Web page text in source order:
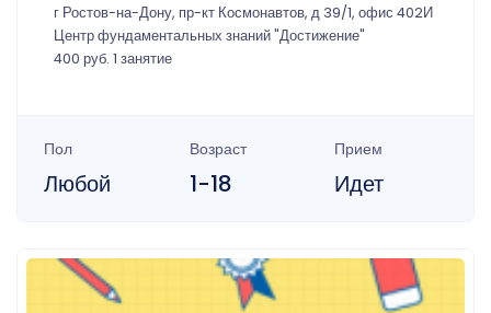
г Ростов-на-Дону, пр-кт Космонавтов, д 39/1, офис 402И
Центр фундаментальных знаний "Достижение"
400 руб. 1 занятие
Пол
Любой
Возраст
1-18
Прием
Идет